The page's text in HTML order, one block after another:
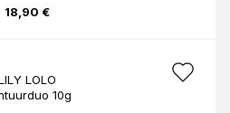
18,90 €
LOLO
10g